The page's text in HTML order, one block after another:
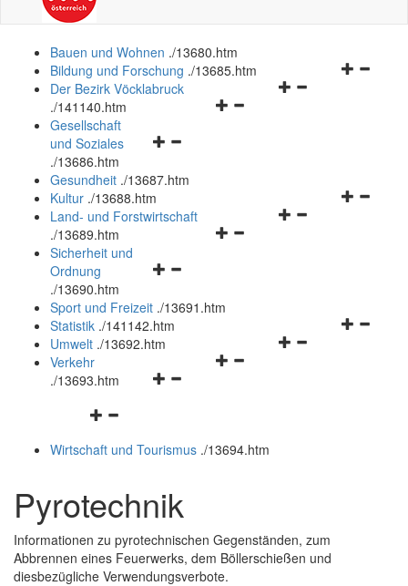
Bauen und Wohnen ./13680.htm
Navigationsmenü
Bildung und Forschung ./13685.htm
Navigationsmenü
Der Bezirk Vöcklabruck
./141140.htm
Navigationsmenü
und
schließen
Gesellschaft
und Soziales
./13686.htm
Gesundheit ./13687.htm
Navigationsmenü
Kultur ./13688.htm
Navigationsmenü
Land- und Forstwirtschaft
./13689.htm
Navigationsmenü
und
schließen
Sicherheit und
Ordnung
./13690.htm
Sport und Freizeit ./13691.htm
Navigationsmenü
Statistik ./141142.htm
Navigationsmenü
Umwelt ./13692.htm
Navigationsmenü
Verkehr
./13693.htm
Navigationsmenü
und
Wirtschaft und Tourismus ./13694.htm
Pyrotechnik
Informationen zu pyrotechnischen Gegenständen, zum
Abbrennen eines Feuerwerks, dem Böllerschießen und
diesbezügliche Verwendungsverbote.